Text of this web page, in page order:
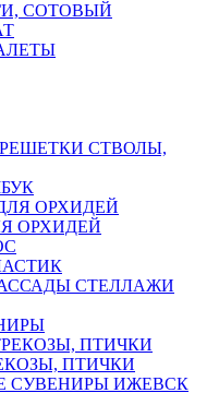
СОТОВЫЙ
СТВОЛЫ,
ОРХИДЕЙ
СТЕЛЛАЖИ
ПТИЧКИ